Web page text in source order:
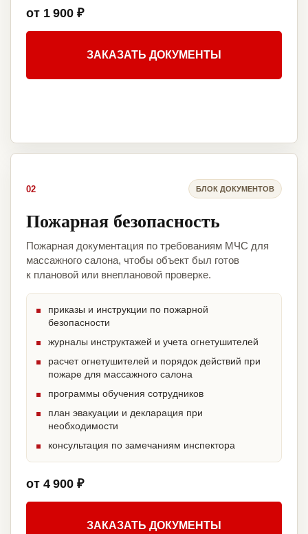
от 1 900 ₽
ЗАКАЗАТЬ ДОКУМЕНТЫ
02 БЛОК ДОКУМЕНТОВ
Пожарная безопасность
Пожарная документация по требованиям МЧС для
массажного салона, чтобы объект был готов
к плановой или внеплановой проверке.
приказы и инструкции по пожарной
безопасности
журналы инструктажей и учета огнетушителей
расчет огнетушителей и порядок действий при
пожаре для массажного салона
программы обучения сотрудников
план эвакуации и декларация при
необходимости
консультация по замечаниям инспектора
от 4 900 ₽
ЗАКАЗАТЬ ДОКУМЕНТЫ